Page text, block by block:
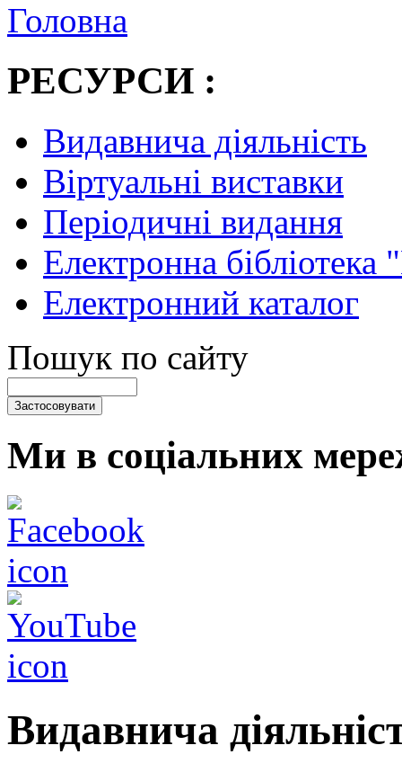
Головна
РЕСУРСИ :
Видавнича діяльність
Віртуальні виставки
Періодичні видання
Електронна
Електронний каталог
Пошук по сайту
Ми в соціальних
Видавнича